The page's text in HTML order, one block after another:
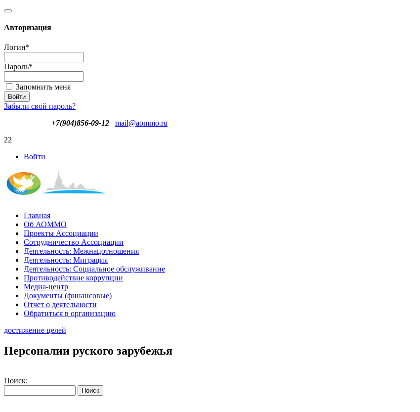
Авторизация
Логин*
Пароль*
Запомнить меня
Забыли свой пароль?
+7(904)856-09-12
mail@aommo.ru
22
Войти
Главная
Об АОММО
Проекты Ассоциации
Сотрудничество Ассоциации
Деятельность: Межнацотношения
Деятельность: Миграция
Деятельность: Социальное обслуживание
Противодействие коррупции
Медиа-центр
Документы (финансовые)
Отчет о деятельности
Обратиться в организацию
достижение целей
Персоналии руского зарубежья
Поиск: